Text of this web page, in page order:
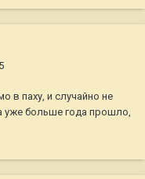
в паху, и случайно не
уже больше года прошло,